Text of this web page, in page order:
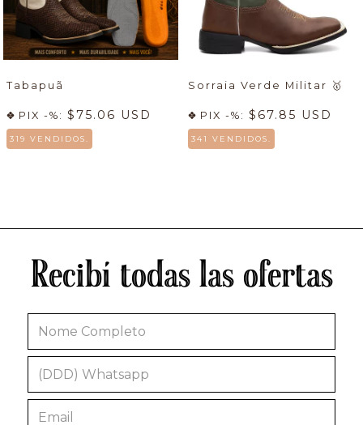
Tabapuã
PIX -%: $75.06 USD
319 VENDIDOS.
Sorraia Verde Militar 🥇
PIX -%: $67.85 USD
341 VENDIDOS.
Recibí todas las ofertas